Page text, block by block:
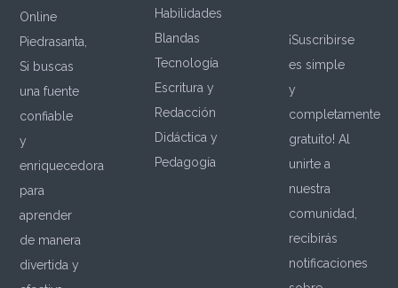
Online
Piedrasanta,
Si buscas
una fuente
confiable
y
enriquecedora
para
aprender
de manera
divertida y
Habilidades
Blandas
Tecnología
Escritura y
Redacción
Didáctica y
Pedagogía
¡Suscribirse
es simple
y
completamente
gratuito! Al
unirte a
nuestra
comunidad,
recibirás
notificaciones